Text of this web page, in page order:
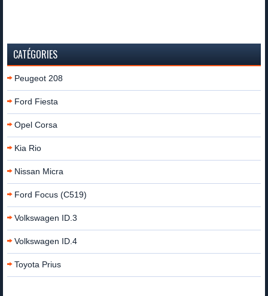
CATÉGORIES
Peugeot 208
Ford Fiesta
Opel Corsa
Kia Rio
Nissan Micra
Ford Focus (C519)
Volkswagen ID.3
Volkswagen ID.4
Toyota Prius